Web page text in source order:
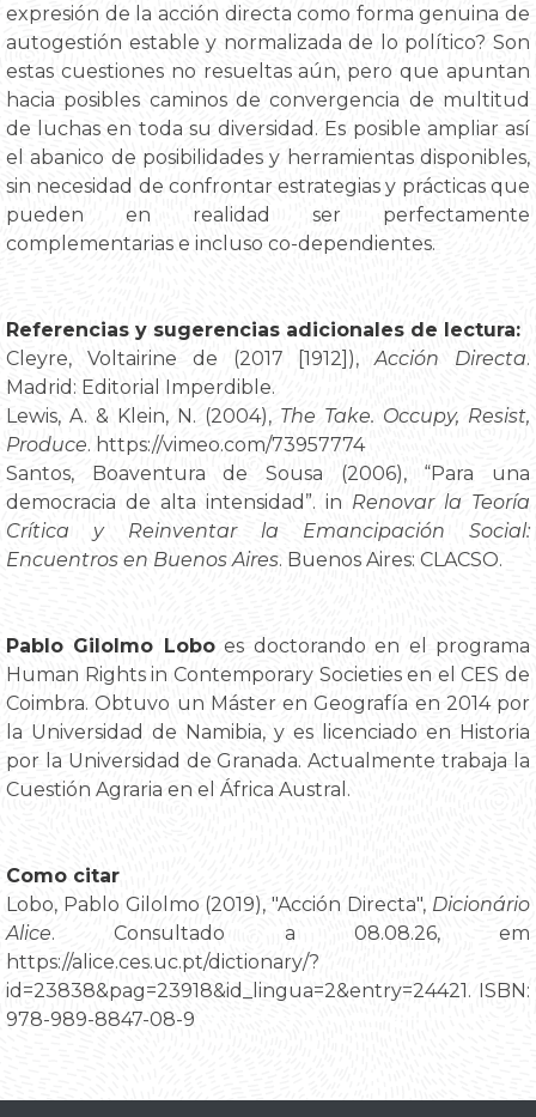
expresión de la acción directa como forma genuina de
autogestión estable y normalizada de lo político? Son
estas cuestiones no resueltas aún, pero que apuntan
hacia posibles caminos de convergencia de multitud
de luchas en toda su diversidad. Es posible ampliar así
el abanico de posibilidades y herramientas disponibles,
sin necesidad de confrontar estrategias y prácticas que
pueden en realidad ser perfectamente
complementarias e incluso co-dependientes.
Referencias y sugerencias adicionales de lectura:
Cleyre, Voltairine de (2017 [1912]),Acción Directa.
Madrid: Editorial Imperdible.
Lewis, A. & Klein, N. (2004), The Take. Occupy, Resist,
Produce. https://vimeo.com/73957774
Santos, Boaventura de Sousa (2006), “Para una
democracia de alta intensidad”. in Renovar la Teoría
Crítica y Reinventar la Emancipación Social:
Encuentros en Buenos Aires. Buenos Aires: CLACSO.
Pablo Gilolmo Loboes doctorando en el programa
Human Rights in Contemporary Societies en el CES de
Coimbra. Obtuvo un Máster en Geografía en 2014 por
la Universidad de Namibia, y es licenciado en Historia
por la Universidad de Granada. Actualmente trabaja la
Cuestión Agraria en el África Austral.
Como citar
Lobo, Pablo Gilolmo (2019), "Acción Directa", Dicionário
Alice. Consultado a 08.08.26, em
https://alice.ces.uc.pt/dictionary/?
id=23838&pag=23918&id_lingua=2&entry=24421. ISBN:
978-989-8847-08-9